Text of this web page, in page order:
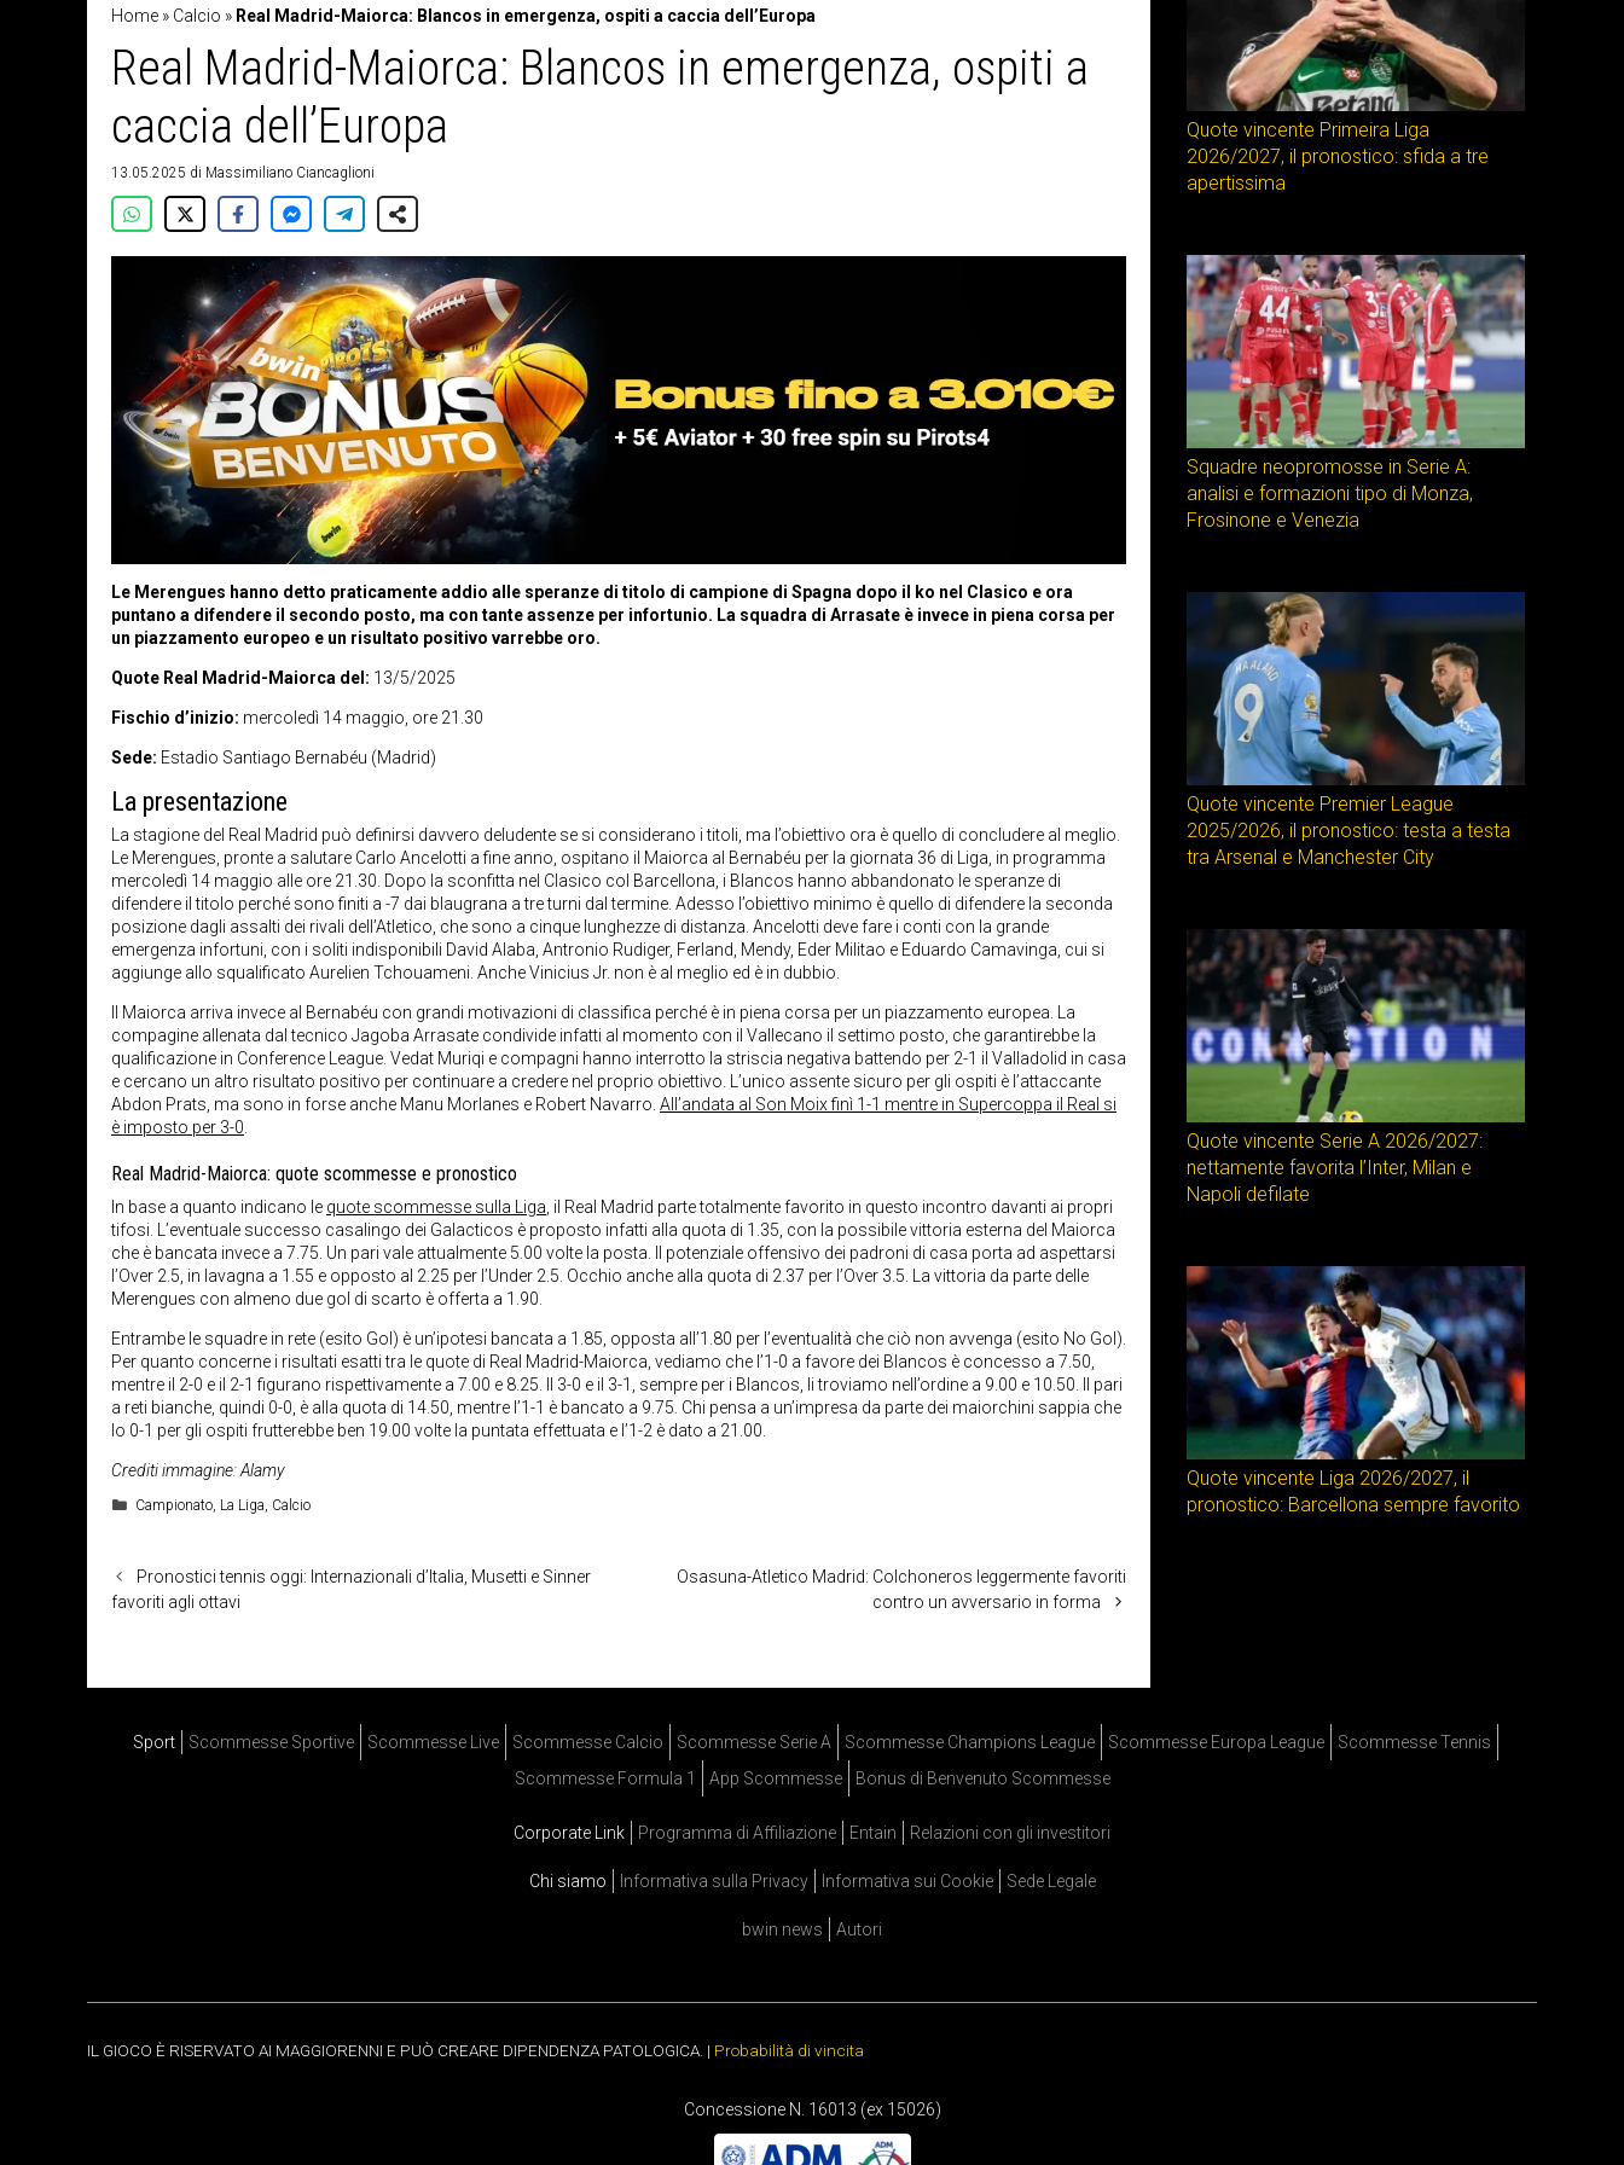
Home » Calcio » Real Madrid-Maiorca: Blancos in emergenza, ospiti a caccia dell’Europa
Real Madrid-Maiorca: Blancos in emergenza, ospiti a
caccia dell’Europa
13.05.2025 di Massimiliano Ciancaglioni
Le Merengues hanno detto praticamente addio alle speranze di titolo di campione di Spagna dopo il ko nel Clasico e ora
puntano a difendere il secondo posto, ma con tante assenze per infortunio. La squadra di Arrasate è invece in piena corsa per
un piazzamento europeo e un risultato positivo varrebbe oro.
Quote Real Madrid-Maiorca del: 13/5/2025
Fischio d’inizio: mercoledì 14 maggio, ore 21.30
Sede: Estadio Santiago Bernabéu (Madrid)
La presentazione
La stagione del Real Madrid può definirsi davvero deludente se si considerano i titoli, ma l’obiettivo ora è quello di concludere al meglio.
Le Merengues, pronte a salutare Carlo Ancelotti a fine anno, ospitano il Maiorca al Bernabéu per la giornata 36 di Liga, in programma
mercoledì 14 maggio alle ore 21.30. Dopo la sconfitta nel Clasico col Barcellona, i Blancos hanno abbandonato le speranze di
difendere il titolo perché sono finiti a -7 dai blaugrana a tre turni dal termine. Adesso l’obiettivo minimo è quello di difendere la seconda
posizione dagli assalti dei rivali dell’Atletico, che sono a cinque lunghezze di distanza. Ancelotti deve fare i conti con la grande
emergenza infortuni, con i soliti indisponibili David Alaba, Antronio Rudiger, Ferland, Mendy, Eder Militao e Eduardo Camavinga, cui si
aggiunge allo squalificato Aurelien Tchouameni. Anche Vinicius Jr. non è al meglio ed è in dubbio.
Il Maiorca arriva invece al Bernabéu con grandi motivazioni di classifica perché è in piena corsa per un piazzamento europea. La
compagine allenata dal tecnico Jagoba Arrasate condivide infatti al momento con il Vallecano il settimo posto, che garantirebbe la
qualificazione in Conference League. Vedat Muriqi e compagni hanno interrotto la striscia negativa battendo per 2-1 il Valladolid in casa
e cercano un altro risultato positivo per continuare a credere nel proprio obiettivo. L’unico assente sicuro per gli ospiti è l’attaccante
Abdon Prats, ma sono in forse anche Manu Morlanes e Robert Navarro. All’andata al Son Moix finì 1-1 mentre in Supercoppa il Real si
è imposto per 3-0
Real Madrid-Maiorca: quote scommesse e pronostico
In base a quanto indicano le quote scommesse sulla Liga , il Real Madrid parte totalmente favorito in questo incontro davanti ai propri
tifosi. L’eventuale successo casalingo dei Galacticos è proposto infatti alla quota di 1.35, con la possibile vittoria esterna del Maiorca
che è bancata invece a 7.75. Un pari vale attualmente 5.00 volte la posta. Il potenziale offensivo dei padroni di casa porta ad aspettarsi
l’Over 2.5, in lavagna a 1.55 e opposto al 2.25 per l’Under 2.5. Occhio anche alla quota di 2.37 per l’Over 3.5. La vittoria da parte delle
Merengues con almeno due gol di scarto è offerta a 1.90.
Entrambe le squadre in rete (esito Gol) è un’ipotesi bancata a 1.85, opposta all’1.80 per l’eventualità che ciò non avvenga (esito No Gol).
Per quanto concerne i risultati esatti tra le quote di Real Madrid-Maiorca, vediamo che l’1-0 a favore dei Blancos è concesso a 7.50,
mentre il 2-0 e il 2-1 figurano rispettivamente a 7.00 e 8.25. Il 3-0 e il 3-1, sempre per i Blancos, li troviamo nell’ordine a 9.00 e 10.50. Il pari
a reti bianche, quindi 0-0, è alla quota di 14.50, mentre l’1-1 è bancato a 9.75. Chi pensa a un’impresa da parte dei maiorchini sappia che
lo 0-1 per gli ospiti frutterebbe ben 19.00 volte la puntata effettuata e l’1-2 è dato a 21.00.
Crediti immagine: Alamy
Categorie
Campionato, La Liga, Calcio
Pronostici tennis oggi: Internazionali d’Italia, Musetti e Sinner
favoriti agli ottavi
Osasuna-Atletico Madrid: Colchoneros leggermente favoriti
contro un avversario in forma
Quote vincente Primeira Liga
2026/2027, il pronostico: sfida a tre
apertissima
Squadre neopromosse in Serie A:
analisi e formazioni tipo di Monza,
Frosinone e Venezia
Quote vincente Premier League
2025/2026, il pronostico: testa a testa
tra Arsenal e Manchester City
Quote vincente Serie A 2026/2027:
nettamente favorita l’Inter, Milan e
Napoli defilate
Quote vincente Liga 2026/2027, il
pronostico: Barcellona sempre favorito
Sport Scommesse Sportive Scommesse Live Scommesse Calcio Scommesse Serie A Scommesse Champions League Scommesse Europa League
Scommesse Tennis
Scommesse Formula 1
App Scommesse Bonus di Benvenuto Scommesse
Corporate Link Programma di Affiliazione Entain Relazioni con gli investitori
Chi siamo Informativa sulla Privacy Informativa sui Cookie Sede Legale
bwin news Autori
IL GIOCO È RISERVATO AI MAGGIORENNI E PUÒ CREARE DIPENDENZA PATOLOGICA. | Probabilità di vincita
Concessione N. 16013 (ex 15026)